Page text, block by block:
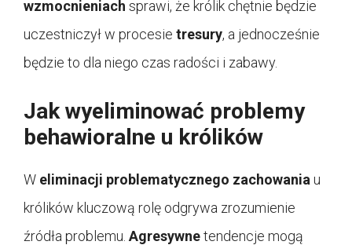
wzmocnieniach sprawi, że królik chętnie będzie
uczestniczył w procesie tresury, a jednocześnie
będzie to dla niego czas radości i zabawy.
Jak wyeliminować problemy
behawioralne u królików
W eliminacji problematycznego zachowania u
królików kluczową rolę odgrywa zrozumienie
źródła problemu. Agresywnetendencje mogą